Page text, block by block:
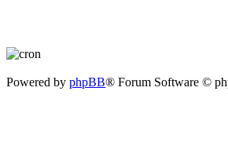
Powered by phpBB® Forum Software ©